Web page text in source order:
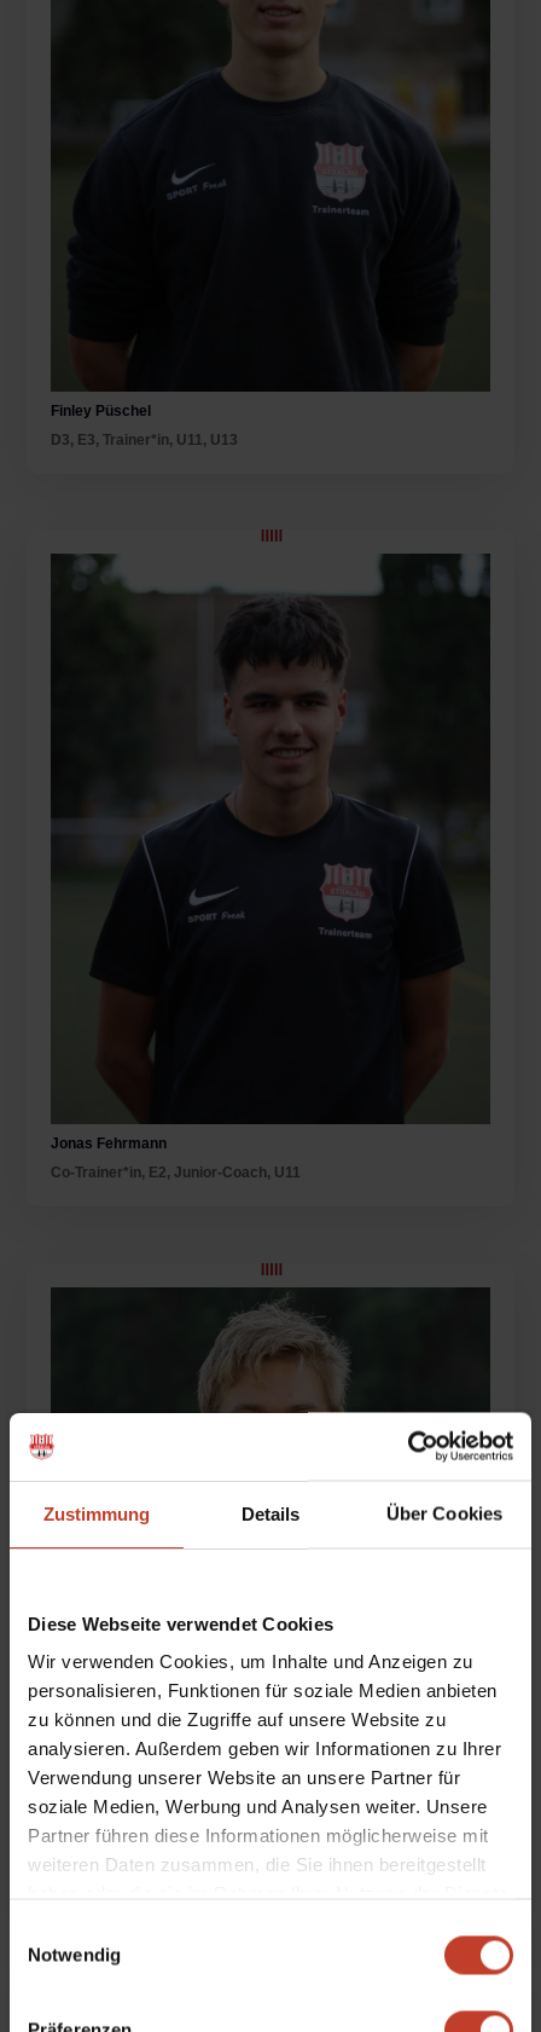
Zustimmung Details Über Cookies
Diese Webseite verwendet Cookies
Wir verwenden Cookies, um Inhalte und Anzeigen zu
personalisieren, Funktionen für soziale Medien anbieten
zu können und die Zugriffe auf unsere Website zu
analysieren. Außerdem geben wir Informationen zu Ihrer
Verwendung unserer Website an unsere Partner für
soziale Medien, Werbung und Analysen weiter. Unsere
Partner führen diese Informationen möglicherweise mit
weiteren Daten zusammen, die Sie ihnen bereitgestellt
Notwendig
Finley Püschel
D3, E3,Trainer*in, U11 , U13
Jonas Fehrmann
Co-Trainer*in, E2, Junior-Coach, U11
Finley Püschel